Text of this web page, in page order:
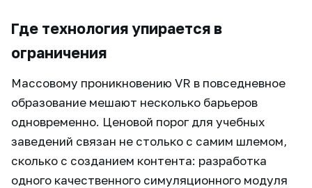
Где технология упирается в
ограничения
Массовому проникновению VR в повседневное
образование мешают несколько барьеров
одновременно. Ценовой порог для учебных
заведений связан не столько с самим шлемом,
сколько с созданием контента: разработка
одного качественного симуляционного модуля